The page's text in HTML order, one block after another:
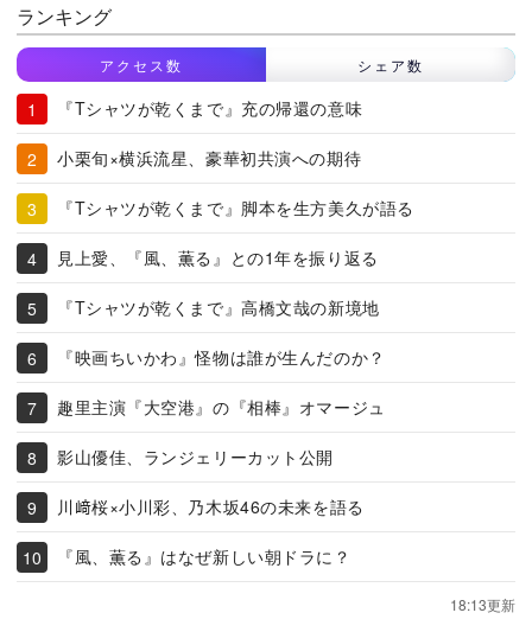
ランキング
アクセス数 シェア数
『Tシャツが乾くまで』充の帰還の意味
小栗旬×横浜流星、豪華初共演への期待
『Tシャツが乾くまで』脚本を生方美久が語る
見上愛、『風、薫る』との1年を振り返る
『Tシャツが乾くまで』高橋文哉の新境地
『映画ちいかわ』怪物は誰が生んだのか？
趣里主演『大空港』の『相棒』オマージュ
影山優佳、ランジェリーカット公開
川﨑桜×小川彩、乃木坂46の未来を語る
『風、薫る』はなぜ新しい朝ドラに？
18:13更新